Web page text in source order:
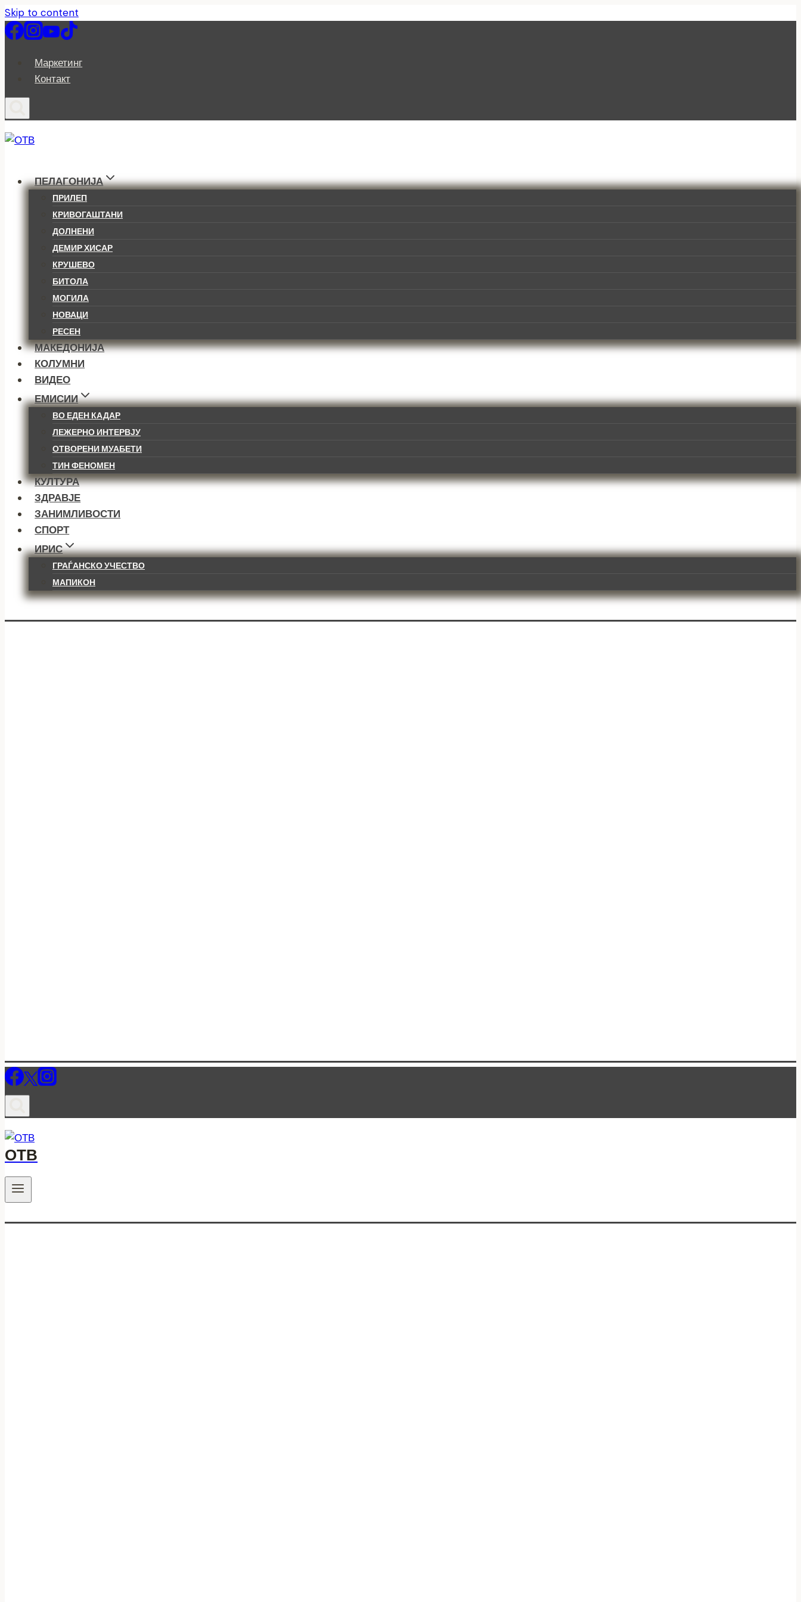
Skip to content
Маркетинг
Контакт
ПЕЛАГОНИЈА
ПРИЛЕП
КРИВОГАШТАНИ
ДОЛНЕНИ
ДЕМИР ХИСАР
КРУШЕВО
БИТОЛА
МОГИЛА
НОВАЦИ
РЕСЕН
МАКЕДОНИЈА
КОЛУМНИ
ВИДЕО
ЕМИСИИ
ВО ЕДЕН КАДАР
ЛЕЖЕРНО ИНТЕРВЈУ
ОТВОРЕНИ МУАБЕТИ
ТИН ФЕНОМЕН
КУЛТУРА
ЗДРАВЈЕ
ЗАНИМЛИВОСТИ
СПОРТ
ИРИС
ГРАЃАНСКО УЧЕСТВО
МАПИКОН
ОТВ